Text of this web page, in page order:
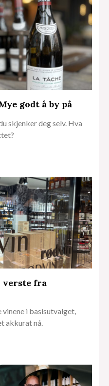
godt å by på
skjenker deg selv. Hva
verste fra
i basisutvalget,
akkurat nå.